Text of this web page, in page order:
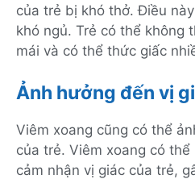
của trẻ bị khó thở. Điều
khó ngủ. Trẻ có thể không
mái và có thể thức giấc
Ảnh hưởng đến vị
Viêm xoang cũng có thể
của trẻ. Viêm xoang có thể
cảm nhận vị giác của trẻ,